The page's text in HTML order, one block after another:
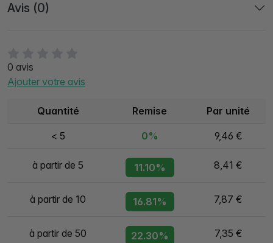
0 avis
Ajouter votre avis
Quantité Remise Par unité
< 5 0% 9,46 €
à partir de 5 11.10% 8,41 €
à partir de 10 16.81% 7,87 €
à partir de 50 22.30% 7,35 €
Avis (0)